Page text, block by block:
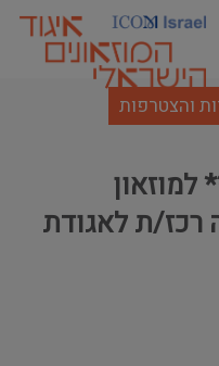
והצטרפות
רכז/ת לאגודת